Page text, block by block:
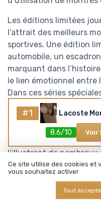
Les éditions limitées
l’attrait des meilleurs
sportives. Une édition
automobile, un
marquant dans
le lien émotionnel entre
Dans ces séries
détails uniques sur le
la couronne ou un
plus élevé et une
temps pour les
l’illustrent de
enchères publiés par
Pour les
mouvement fiable, d’un
#1
8.6/10 Voir
Ce site utilise des cookies et
vous souhaitez activer
Tout